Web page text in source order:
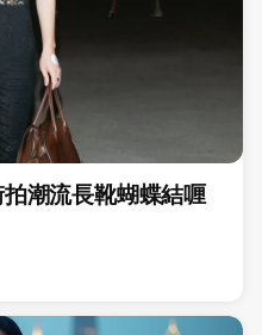
潮流長靴蝴蝶結喱